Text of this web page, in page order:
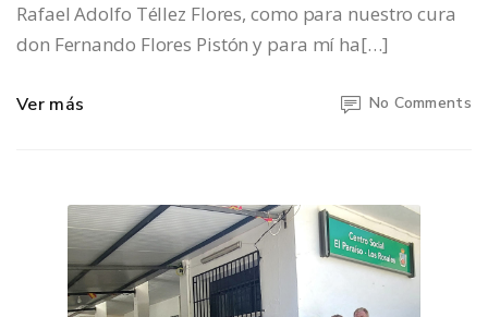
Rafael Adolfo Téllez Flores, como para nuestro cura
don Fernando Flores Pistón y para mí ha[…]
Ver más No Comments